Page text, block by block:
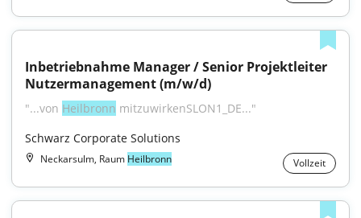
Inbetriebnahme Manager / Senior Projektleiter
Nutzermanagement (m/w/d)
"...von Heilbronn mitzuwirkenSLON1_DE..."
Schwarz Corporate Solutions
Neckarsulm, Raum Heilbronn Vollzeit